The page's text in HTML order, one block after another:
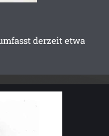
derzeit etwa